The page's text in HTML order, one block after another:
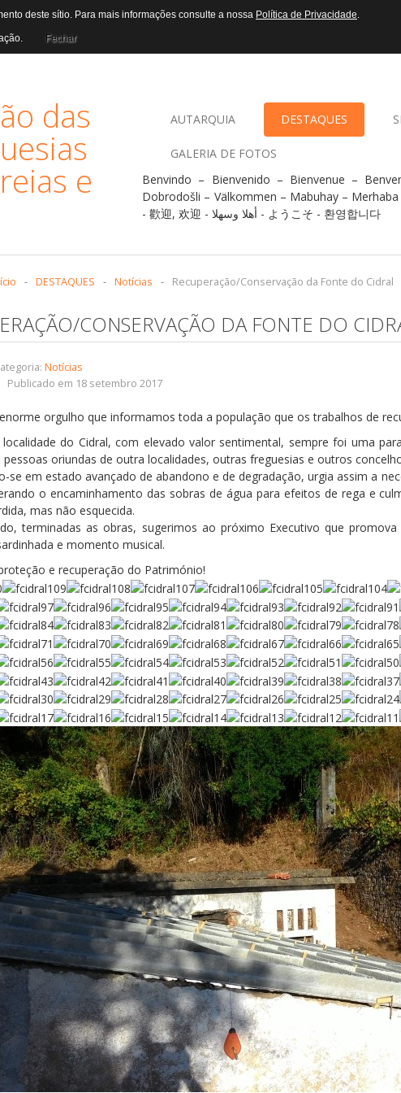
AUTARQUIA DESTAQUES
GALERIA DE FOTOS
Benvindo – Bienvenido – Bienvenue –
Dobrodošli – Välkommen – Mabuhay –
- 歡迎, 欢迎 - أهلا وسهلا - ようこそ - 환영합니다
- DESTAQUES - Notícias - Recuperação/Conservação da Fonte do Cidral
CONSERVAÇÃO DA FONTE DO
Notícias
Publicado em 18 setembro 2017
orgulho que informamos toda a população que os trabalhos de
do Cidral, com elevado valor sentimental, sempre foi uma
oriundas de outra localidades, outras freguesias e outros
se em estado avançado de abandono e de degradação, urgia assim a
o encaminhamento das sobras de água para efeitos de rega e
mas não esquecida.
terminadas as obras, sugerimos ao próximo Executivo que
e momento musical.
e recuperação do Património!
deste sítio. Para mais informações consulte a nossa Política de Privacidade.
Fechar